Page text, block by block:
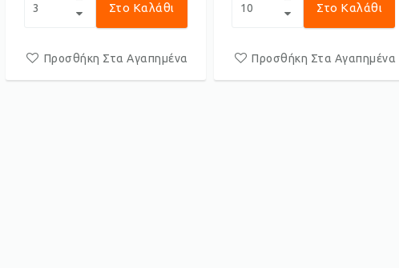
Στο Καλάθι
Προσθήκη Στα Αγαπημένα
Στο Καλάθι
Προσθήκη Στα Αγαπημένα